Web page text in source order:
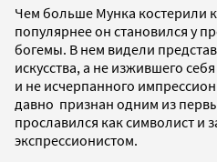
Чем больше Мунка костерили
популярнее он становился у
богемы. В нем видели
искусства, а не изжившего
и не исчерпанного
давно признан одним из
прославился как символист и
экспрессионистом.